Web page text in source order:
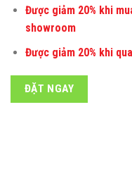
Được giảm 20% khi
showroom
Được giảm 20% khi
ĐẶT NGAY